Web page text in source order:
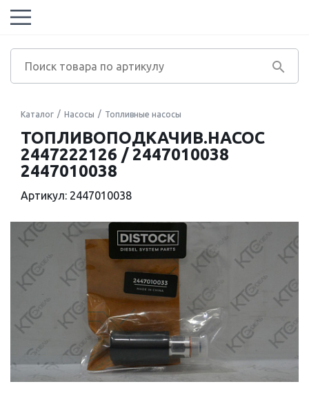
Каталог Насосы Топливные насосы
ТОПЛИВОПОДКАЧИВ.НАСОС
2447222126 / 2447010038
2447010038
Артикул: 2447010038